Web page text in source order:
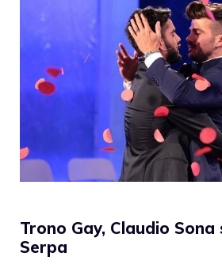
Trono Gay, Claudio Sona
Serpa